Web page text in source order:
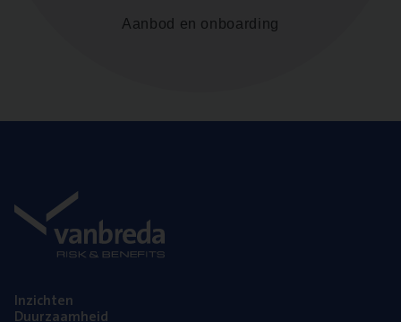
Aanbod en onboarding
Inzich­ten
Duur­zaam­heid